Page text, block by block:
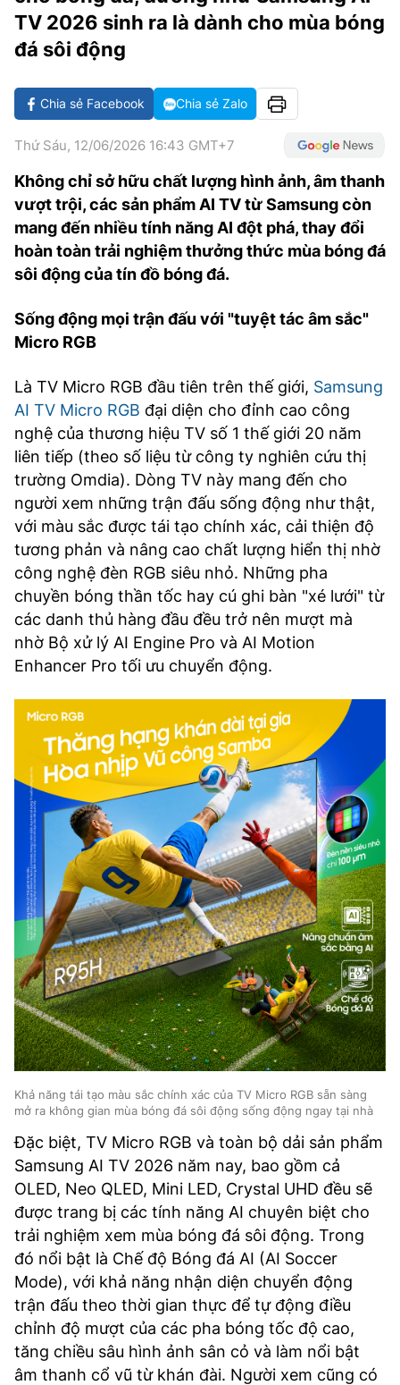
GOLF
CÁC CÚP CHÂU ÂU
BẢNG XẾP HẠNG
VĂN HÓA
GIẢI TRÍ
DIỄN ĐÀN
CÔNG NGHIỆP VĂN HÓA
NHỊP ĐẬP SỨC KHỎE
GIẢI TRÍ
TIN TỨC
ẢNH
ẨM THỰC
THẾ GIỚI SAO
TIÊU ĐIỂM - SPOTLIGHT
BẠN CẦN BIẾT
INFOGRAPHIC
ẢNH
BÁO GIẤY
TRA CỨU PHƯỜNG XÃ
CỐNG HIẾN
BÙI XUÂN PHÁI
TIỆN ÍCH
LIÊN HỆ QUẢNG CÁO
Hotline: 0981.119.189
Điện thoại: 024.38254756
MẠNG XÃ HỘI
TV 2026 sinh ra là dành cho mùa bóng
đá sôi động
Chia sẻ Facebook Chia sẻ Zalo
Thứ Sáu, 12/06/2026 16:43 GMT+7
Không chỉ sở hữu chất lượng hình ảnh, âm thanh
vượt trội, các sản phẩm AI TV từ Samsung còn
mang đến nhiều tính năng AI đột phá, thay đổi
hoàn toàn trải nghiệm thưởng thức mùa bóng đá
sôi động của tín đồ bóng đá.
Sống động mọi trận đấu với "tuyệt tác âm sắc"
Micro RGB
Là TV Micro RGB đầu tiên trên thế giới, Samsung
AI TV Micro RGB đại diện cho đỉnh cao công
nghệ của thương hiệu TV số 1 thế giới 20 năm
liên tiếp (theo số liệu từ công ty nghiên cứu thị
trường Omdia). Dòng TV này mang đến cho
người xem những trận đấu sống động như thật,
với màu sắc được tái tạo chính xác, cải thiện độ
tương phản và nâng cao chất lượng hiển thị nhờ
công nghệ đèn RGB siêu nhỏ. Những pha
chuyền bóng thần tốc hay cú ghi bàn "xé lưới" từ
các danh thủ hàng đầu đều trở nên mượt mà
nhờ Bộ xử lý AI Engine Pro và AI Motion
Enhancer Pro tối ưu chuyển động.
Khả năng tái tạo màu sắc chính xác của TV Micro RGB sẵn sàng
mở ra không gian mùa bóng đá sôi động sống động ngay tại nhà
Đặc biệt, TV Micro RGB và toàn bộ dải sản phẩm
Samsung AI TV 2026 năm nay, bao gồm cả
OLED, Neo QLED, Mini LED, Crystal UHD đều sẽ
được trang bị các tính năng AI chuyên biệt cho
trải nghiệm xem mùa bóng đá sôi động. Trong
đó nổi bật là Chế độ Bóng đá AI (AI Soccer
Mode), với khả năng nhận diện chuyển động
trận đấu theo thời gian thực để tự động điều
chỉnh độ mượt của các pha bóng tốc độ cao,
tăng chiều sâu hình ảnh sân cỏ và làm nổi bật
âm thanh cổ vũ từ khán đài. Người xem cũng có